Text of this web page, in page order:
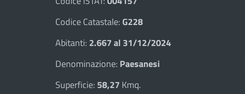
Codice Catastale:G228
Abitanti: 2.667 al 31/12/2024
Denominazione: Paesanesi
Superficie: 58,27 Kmq.